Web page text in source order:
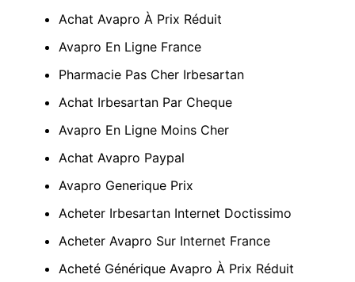
Achat Avapro À Prix Réduit
Avapro En Ligne France
Pharmacie Pas Cher Irbesartan
Achat Irbesartan Par Cheque
Avapro En Ligne Moins Cher
Achat Avapro Paypal
Avapro Generique Prix
Acheter Irbesartan Internet Doctissimo
Acheter Avapro Sur Internet France
Acheté Générique Avapro À Prix Réduit